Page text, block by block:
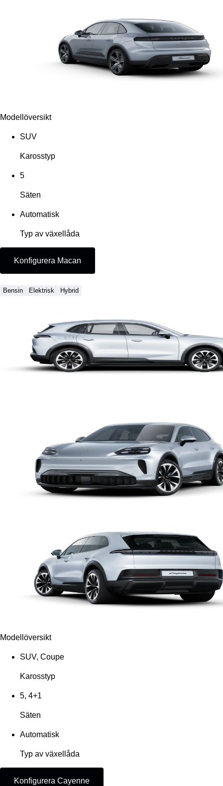
Modellöversikt
SUV
Karosstyp
5
Säten
Automatisk
Typ av växellåda
Konfigurera Macan
Bensin Elektrisk Hybrid
Modellöversikt
SUV, Coupe
Karosstyp
5, 4+1
Säten
Automatisk
Typ av växellåda
Konfigurera Cayenne